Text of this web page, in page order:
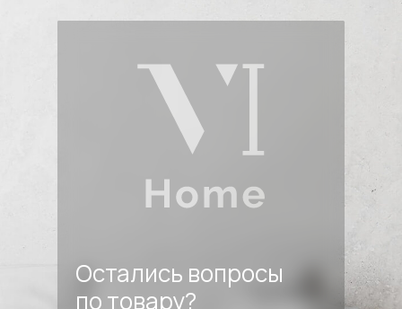
Остались вопросы
по товару?